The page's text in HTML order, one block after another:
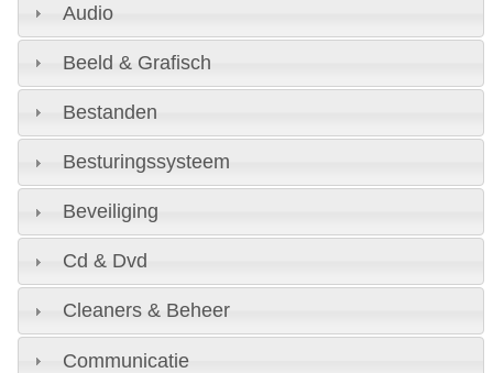
Audio
Beeld & Grafisch
Bestanden
Besturingssysteem
Beveiliging
Cd & Dvd
Cleaners & Beheer
Communicatie